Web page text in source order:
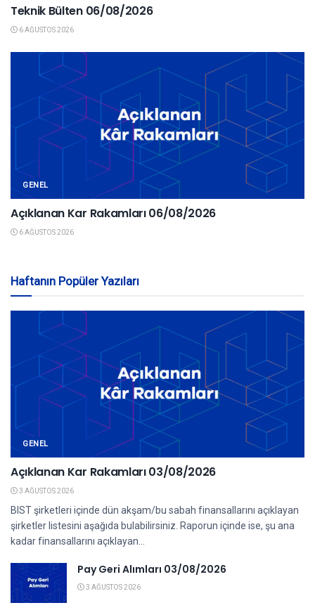
Teknik Bülten 06/08/2026
6 AĞUSTOS 2026
GENEL
Açıklanan Kar Rakamları 06/08/2026
6 AĞUSTOS 2026
Haftanın Popüler Yazıları
GENEL
Açıklanan Kar Rakamları 03/08/2026
3 AĞUSTOS 2026
BIST şirketleri içinde dün akşam/bu sabah finansallarını açıklayan
şirketler listesini aşağıda bulabilirsiniz. Raporun içinde ise, şu ana
kadar finansallarını açıklayan...
Pay Geri Alımları 03/08/2026
3 AĞUSTOS 2026